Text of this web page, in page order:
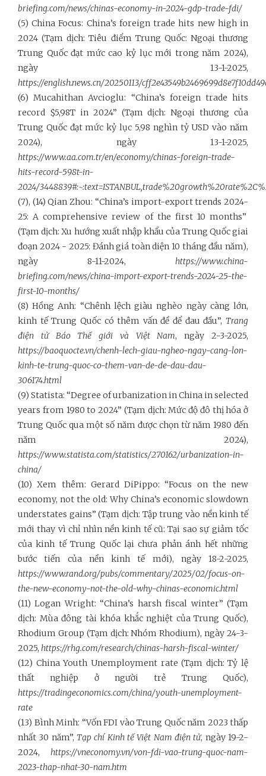
briefing.com/news/chinas-economy-in-2024-gdp-trade-fdi/
(5) China Focus: China’s foreign trade hits new high in
2024 (Tạm dịch: Tiêu điểm Trung Quốc: Ngoại thương
Trung Quốc đạt mức cao kỷ lục mới trong năm 2024),
ngày 13-1-2025,
https://english.news.cn/20250113/
(6) Mucahithan Avcioglu: “China’s foreign trade hits
record $5,98T in 2024” (Tạm dịch: Ngoại thương của
Trung Quốc đạt mức kỷ lục 5,98 nghìn tỷ USD vào năm
2024), ngày 13-1-2025,
https://www.aa.com.tr/en/economy/chinas-foreign-trade-
hits-record-598t-in-
2024/
(7), (14) Qian Zhou: “China’s import-export trends 2024-
25: A comprehensive review of the first 10 months”
(Tạm dịch: Xu hướng xuất nhập khẩu của Trung Quốc giai
đoạn 2024 - 2025: Đánh giá toàn diện 10 tháng đầu năm),
ngày 8-11-2024, https://www.china-
briefing.com/news/china-import-export-trends-2024-25-the-
first-10-months/
(8) Hồng Anh: “Chênh lệch giàu nghèo ngày càng lớn,
kinh tế Trung Quốc có thêm vấn đề để đau đầu”, Trang
điện tử Báo Thế giới và Việt Nam, ngày 2-3-2025,
https://baoquocte.vn/chenh-lech-giau-ngheo-ngay-cang-lon-
kinh-te-trung-quoc-co-them-van-de-de-dau-dau-
306174.html
(9) Statista: “Degree of urbanization in China in selected
years from 1980 to 2024” (Tạm dịch: Mức độ đô thị hóa ở
Trung Quốc qua một số năm được chọn từ năm 1980 đến
năm 2024),
https://www.statista.com/statistics/270162/urbanization-in-
china/
(10) Xem thêm: Gerard DiPippo: “Focus on the new
economy, not the old: Why China’s economic slowdown
understates gains” (Tạm dịch: Tập trung vào nền kinh tế
mới thay vì chỉ nhìn nền kinh tế cũ: Tại sao sự giảm tốc
của kinh tế Trung Quốc lại chưa phản ánh hết những
bước tiến của nền kinh tế mới), ngày 18-2-2025,
https://www.rand.org/pubs/commentary/2025/02/focus-on-
the-new-economy-not-the-old-why-chinas-economic.html
(11) Logan Wright: “China’s harsh fiscal winter” (Tạm
dịch: Mùa đông tài khóa khắc nghiệt của Trung Quốc),
Rhodium Group (Tạm dịch: Nhóm Rhodium), ngày 24-3-
2025, https://rhg.com/research/chinas-harsh-fiscal-winter/
(12) China Youth Unemployment rate (Tạm dịch: Tỷ lệ
thất nghiệp ở người trẻ Trung Quốc),
https://tradingeconomics.com/china/youth-unemployment-
rate
(13) Bình Minh: “Vốn FDI vào Trung Quốc năm 2023 thấp
nhất 30 năm”, Tạp chí Kinh tế Việt Nam điện tử, ngày 19-2-
2024, https://vneconomy.vn/von-fdi-vao-trung-quoc-nam-
2023-thap-nhat-30-nam.htm